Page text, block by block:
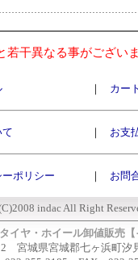
干異なる事がござい
｜ カー
｜ お支
ポリシー ｜ お問
indac All Right
イヤ・ホイール卸値販売【
宮城県宮城郡七ヶ浜町汐